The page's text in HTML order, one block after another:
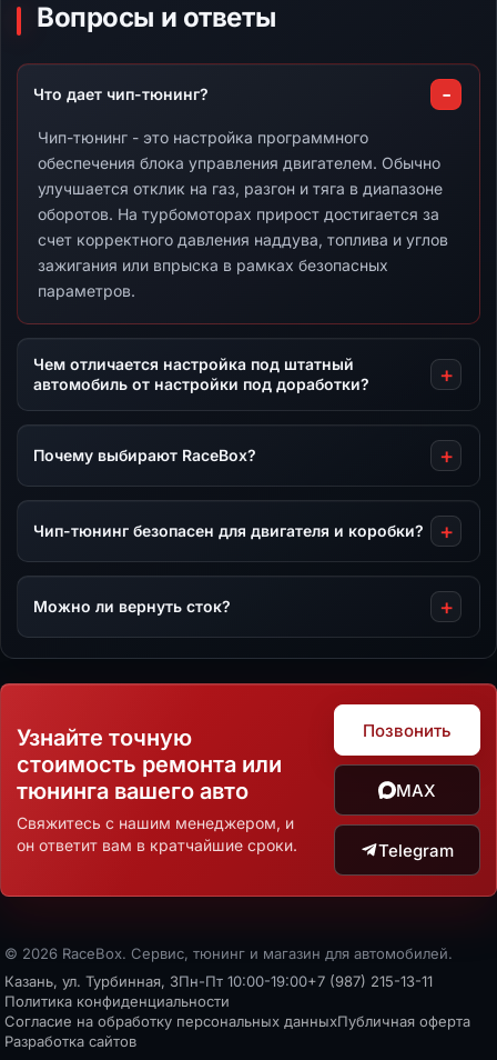
Вопросы и ответы
Что дает чип-тюнинг?
Чип-тюнинг - это настройка программного
обеспечения блока управления двигателем. Обычно
улучшается отклик на газ, разгон и тяга в диапазоне
оборотов. На турбомоторах прирост достигается за
счет корректного давления наддува, топлива и углов
зажигания или впрыска в рамках безопасных
параметров.
Чем отличается настройка под штатный
автомобиль от настройки под доработки?
Почему выбирают RaceBox?
Чип-тюнинг безопасен для двигателя и коробки?
Можно ли вернуть сток?
Узнайте точную
стоимость ремонта или
тюнинга вашего авто
Свяжитесь с нашим менеджером, и
он ответит вам в кратчайшие сроки.
Позвонить
MAX
Telegram
© 2026 RaceBox. Сервис, тюнинг и магазин для автомобилей.
Казань, ул. Турбинная, 3Пн-Пт 10:00-19:00+7 (987) 215-13-11
Политика конфиденциальности
Согласие на обработку персональных данныхПубличная оферта
Разработка сайтов